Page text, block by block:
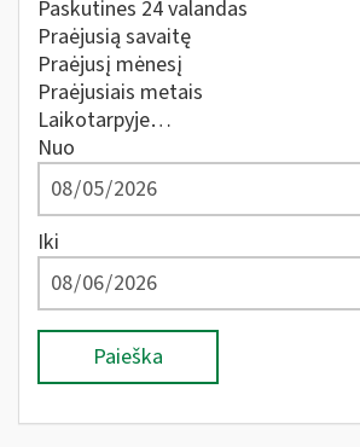
Paskutines 24 valandas
Praėjusią savaitę
Praėjusį mėnesį
Praėjusiais metais
Laikotarpyje…
Nuo
Iki
Paieška